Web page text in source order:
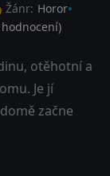
Žánr: Horor
hodnocení)
otěhotní a
Je jí
začne